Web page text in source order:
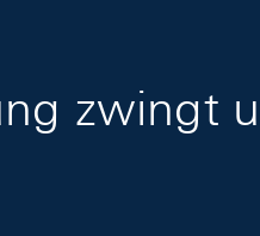
zwingt